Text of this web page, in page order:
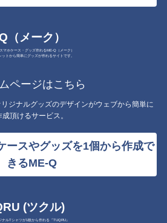
（メーク）
マホケース・グッズ作れるME-Q（メーク）
ットから簡単にグッズが作れるサイトです。
ページはこちら
ジナルグッズのデザインがウェブから簡単に
成頂けるサービス。
ースやグッズを1個から作成で
きるME-Q
(ツクル)
ナルTシャツが1枚から作れる『TUQRU』